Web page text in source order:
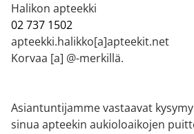
Halikon apteekki
02 737 1502
apteekki.halikko[a]apteekit.net
Korvaa [a] @-merkillä.
Asiantuntijamme vastaavat
sinua apteekin aukioloaikojen